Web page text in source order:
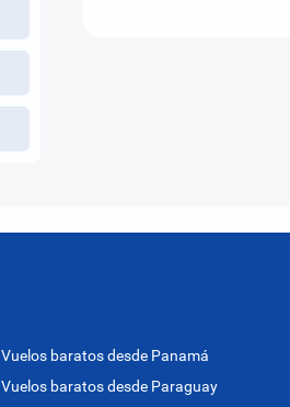
Vuelos baratos desde Panamá
Vuelos baratos desde Paraguay